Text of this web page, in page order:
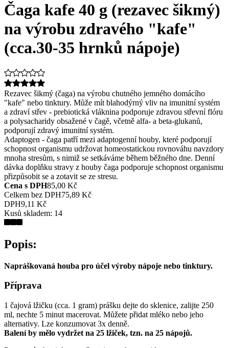
Čaga kafe 40 g (rezavec šikmý)
na výrobu zdravého "kafe"
(cca.30-35 hrnků nápoje)
Rezavec šikmý (čaga) na výrobu chutného jemného domácího
"kafe" nebo tinktury. Může mít blahodýrný vliv na imunitní systém
a zdraví střev - prebiotická vláknina podporuje zdravou střevní flóru
a polysacharidy obsažené v čagě, včetně alfa- a beta-glukanů,
podporují zdravý imunitní systém.
Adaptogen - čaga patří mezi adaptogenní houby, které podporují
schopnost organismu udržovat homeostatickou rovnováhu navzdory
mnoha stresům, s nimiž se setkáváme během běžného dne. Denní
dávka doplňku stravy z houby čaga podporuje schopnost organismu
přizpůsobit se a zotavit se ze stresu.
Cena s DPH85,00 Kč
Celkem bez DPH75,89 Kč
DPH9,11 Kč
Kusů skladem: 14
Popis:
Napráškovaná houba pro účel výroby nápoje nebo tinktury.
Příprava
1 čajová lžičku (cca. 1 gram) prášku dejte do sklenice, zalijte 250
ml, nechte 5 minut macerovat. Můžete přidat mléko nebo jeho
alternativy. Lze konzumovat 3x denně.
Balení by mělo vydržet na 25 lžiček, tzn. na 25 nápojů.